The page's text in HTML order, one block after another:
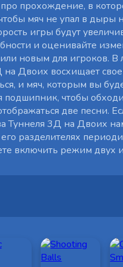
прохождение, в
мяч не упал в
игры будут
и оценивайте
новым для игроков.
Двоих восхищает
и мяч, которым вы
подшипник, чтобы
две песни.
3Д на Двоих
разделителях
включить режим двух